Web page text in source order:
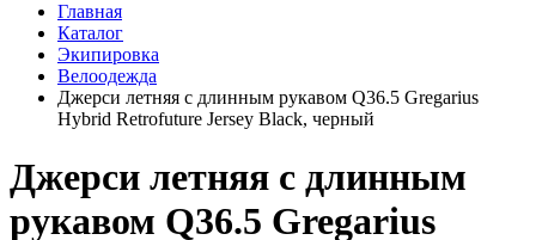
Главная
Каталог
Экипировка
Велоодежда
Джерси летняя с длинным рукавом Q36.5 Gregarius
Hybrid Retrofuture Jersey Black, черный
Джерси летняя с длинным
рукавом Q36.5 Gregarius